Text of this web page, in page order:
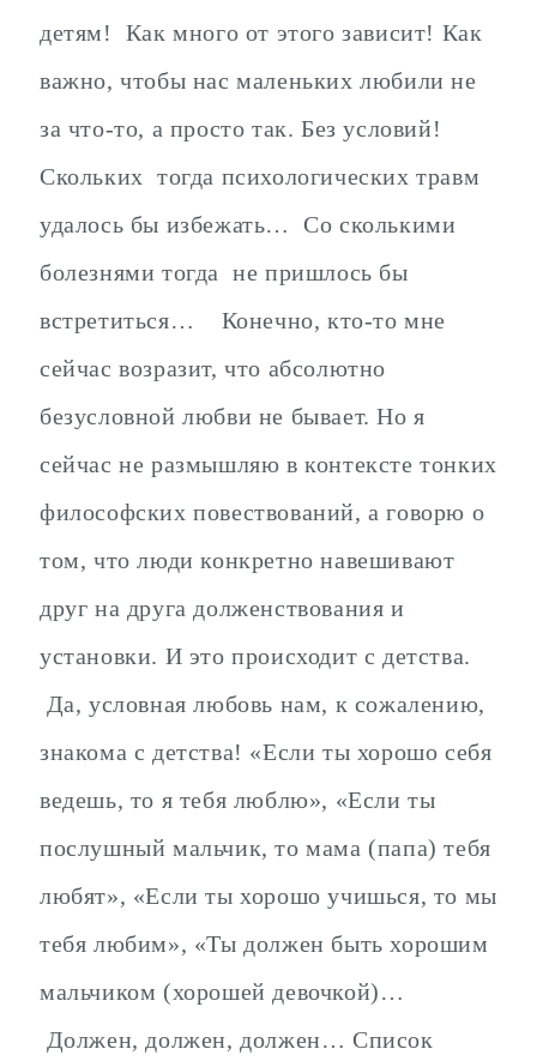
детям! Как много от этого зависит! Как
важно, чтобы нас маленьких любили не
за что-то, а просто так. Без условий!
Скольких тогда психологических травм
удалось бы избежать… Со сколькими
болезнями тогда не пришлось бы
встретиться… Конечно, кто-то мне
сейчас возразит, что абсолютно
безусловной любви не бывает. Но я
сейчас не размышляю в контексте тонких
философских повествований, а говорю о
том, что люди конкретно навешивают
друг на друга долженствования и
установки. И это происходит с детства.
Да, условная любовь нам, к сожалению,
знакома с детства! «Если ты хорошо себя
ведешь, то я тебя люблю», «Если ты
послушный мальчик, то мама (папа) тебя
любят», «Если ты хорошо учишься, то мы
тебя любим», «Ты должен быть хорошим
мальчиком (хорошей девочкой)…
Должен, должен, должен… Список